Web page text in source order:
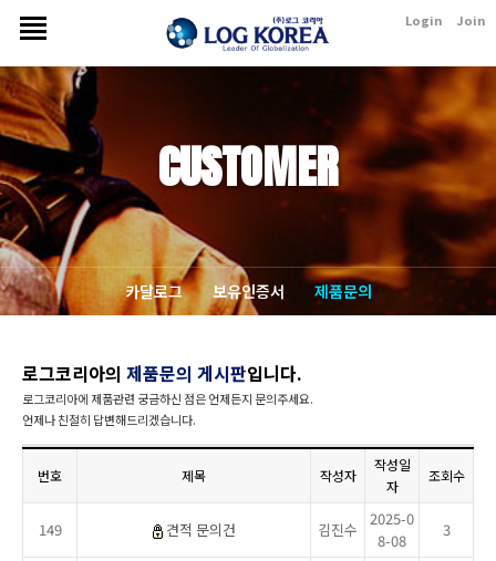
Login Join
CUSTOMER
카달로그 보유인증서 제품문의
로그코리아의 제품문의 게시판입니다.
로그코리아에 제품관련 궁금하신 점은 언제든지 문의주세요.
언제나 친절히 답변해드리겠습니다.
번호 제목 작성자
작성일
자
조회수
149 견적 문의건 김진수
2025-0
8-08
3